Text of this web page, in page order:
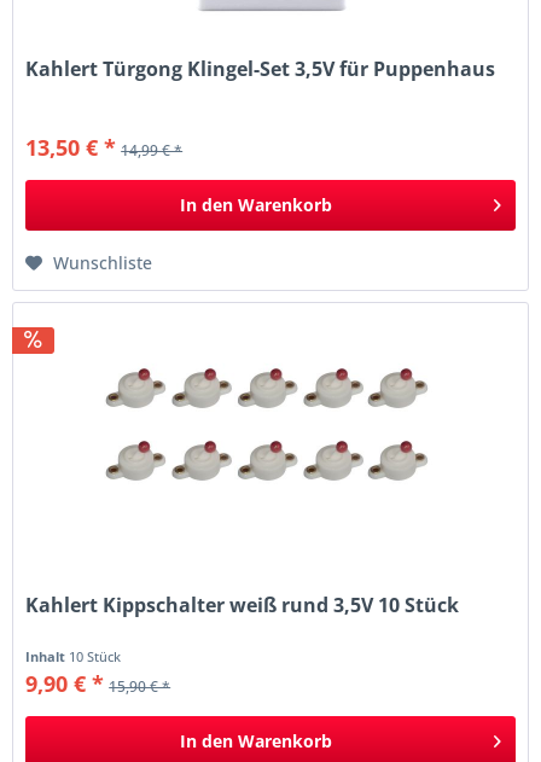
Kahlert Türgong Klingel-Set 3,5V für Puppenhaus
13,50 € * 14,99 € *
In den Warenkorb
Wunschliste
Kahlert Kippschalter weiß rund 3,5V 10 Stück
Inhalt 10 Stück
9,90 € * 15,90 € *
In den Warenkorb